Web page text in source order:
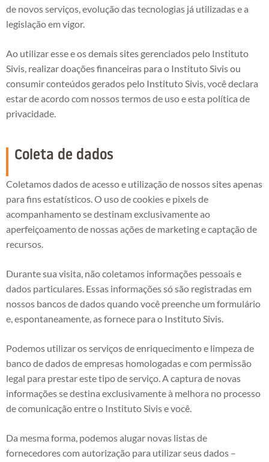
de novos serviços, evolução das tecnologias já utilizadas e a
legislação em vigor.
Ao utilizar esse e os demais sites gerenciados pelo Instituto
Sivis, realizar doações financeiras para o Instituto Sivis ou
consumir conteúdos gerados pelo Instituto Sivis, você declara
estar de acordo com nossos termos de uso e esta política de
privacidade.
Coleta de dados
Coletamos dados de acesso e utilização de nossos sites apenas
para fins estatísticos. O uso de cookies e pixels de
acompanhamento se destinam exclusivamente ao
aperfeiçoamento de nossas ações de marketing e captação de
recursos.
Durante sua visita, não coletamos informações pessoais e
dados particulares. Essas informações só são registradas em
nossos bancos de dados quando você preenche um formulário
e, espontaneamente, as fornece para o Instituto Sivis.
Podemos utilizar os serviços de enriquecimento e limpeza de
banco de dados de empresas homologadas e com permissão
legal para prestar este tipo de serviço. A captura de novas
informações se destina exclusivamente à melhora no processo
de comunicação entre o Instituto Sivis e você.
Da mesma forma, podemos alugar novas listas de
fornecedores com autorização para utilizar seus dados –